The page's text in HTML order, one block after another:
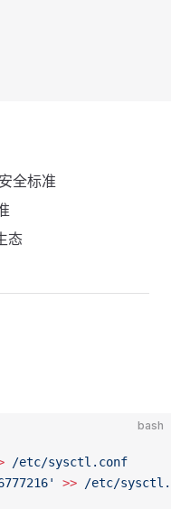
全标准
态
bash
/etc/sysctl.conf
>> /etc/